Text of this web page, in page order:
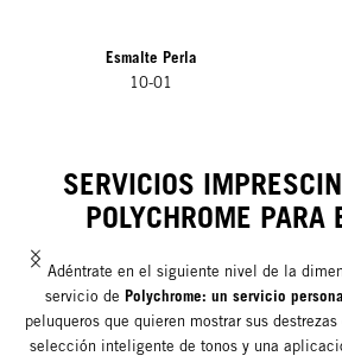
Esmalte Perla
10-01
SERVICIOS
POLYCHROME PARA
Adéntrate en el siguiente nivel de la
servicio de Polychrome: un servicio
peluqueros que quieren mostrar sus
selección inteligente de tonos y una